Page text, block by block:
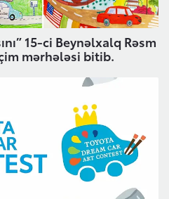
Tədbirlər
15-ci Beynəlxalq Rəsm
mərhələsi bitib.